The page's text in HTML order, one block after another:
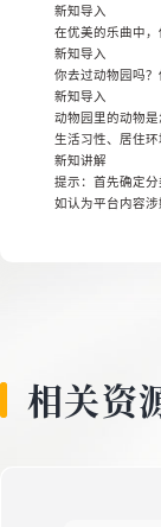
新知导入
在优美的乐曲中，
新知导入
你去过动物园吗？
新知导入
动物园里的动物是
生活习性、居住
新知讲解
提示：首先确定分
如认为平台内容
相关资